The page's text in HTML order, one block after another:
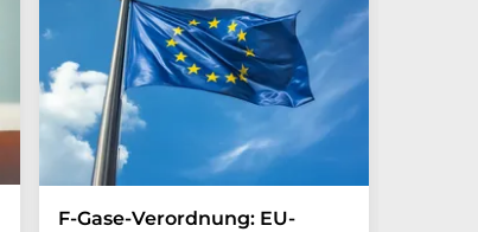
F-Gase-Verordnung: EU-